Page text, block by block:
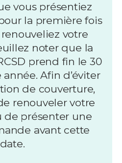
vous présentiez
la première fois
votre
noter que la
prend fin le 30
Afin d’éviter
de couverture,
renouveler votre
de présenter une
avant cette
date.